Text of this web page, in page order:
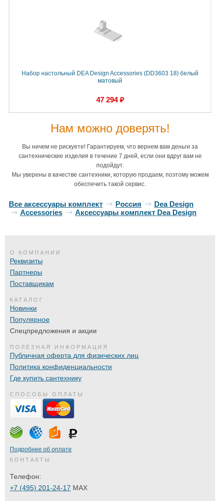
Набор настольный DEA Design Accessories (DD3603 18) белый
матовый
47 294 ₽
Нам можно доверять!
Вы ничем не рискуете! Гарантируем, что вернем вам деньги за
сантехнические изделия в течение 7 дней, если они вдруг вам не
подойдут.
Мы уверены в качестве сантехники, которую продаем, поэтому можем
обеспечить такой сервис.
Все аксессуары комплект Россия
Dea Design
Accessories
Аксессуары комплект Dea Design
О КОМПАНИИ
Реквизиты
Партнеры
Поставщикам
КАТАЛОГ
Новинки
Популярное
Спецпредложения и акции
ПОЛЕЗНАЯ ИНФОРМАЦИЯ
Публичная оферта для физических лиц
Политика конфиденциальности
Где купить сантехнику
СПОСОБЫ ОПЛАТЫ
Подробнее об оплате
КОНТАКТЫ
Телефон:
+7 (495) 201-24-17 MAX